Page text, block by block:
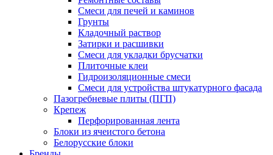
Смеси для печей и каминов
Грунты
Кладочный раствор
Затирки и расшивки
Смеси для укладки брусчатки
Плиточные клеи
Гидроизоляционные смеси
Смеси для устройства штукатурного фасада
Пазогребневые плиты (ПГП)
Крепеж
Перфорированная лента
Блоки из ячеистого бетона
Белорусские блоки